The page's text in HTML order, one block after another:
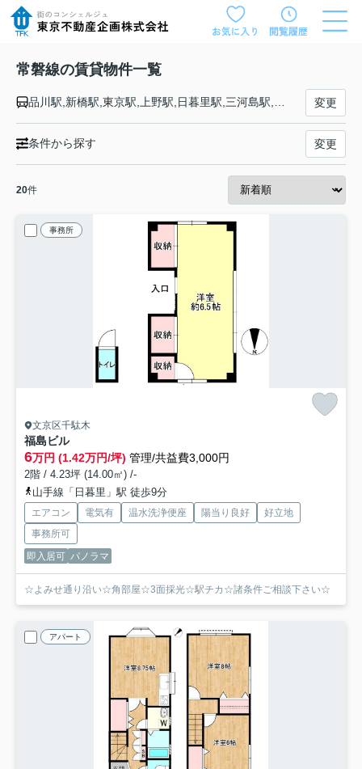
常磐線の賃貸物件一覧
変更
条件から探す 変更
20件
事務所
文京区千駄木
福島ビル
6万円 (1.42万円/坪) 管理/共益費3,000円
2階 / 4.23坪 (14.00㎡) /-
山手線「日暮里」駅 徒歩9分
エアコン 電気有 温水洗浄便座 陽当り良好
好立地
事務所可
即入居可 パノラマ
☆よみせ通り沿い☆角部屋☆3面採光☆駅チカ☆諸条件ご相談下さい☆
アパート